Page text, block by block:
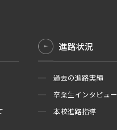
進路状況
過去の進路実績
卒業生インタビュー
本校進路指導